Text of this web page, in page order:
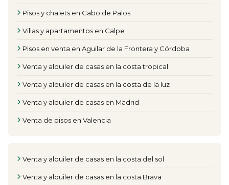
Pisos y chalets en Cabo de Palos
Villas y apartamentos en Calpe
Pisos en venta en Aguilar de la Frontera y Córdoba
Venta y alquiler de casas en la costa tropical
Venta y alquiler de casas en la costa de la luz
Venta y alquiler de casas en Madrid
Venta de pisos en Valencia
Venta y alquiler de casas en la costa del sol
Venta y alquiler de casas en la costa Brava